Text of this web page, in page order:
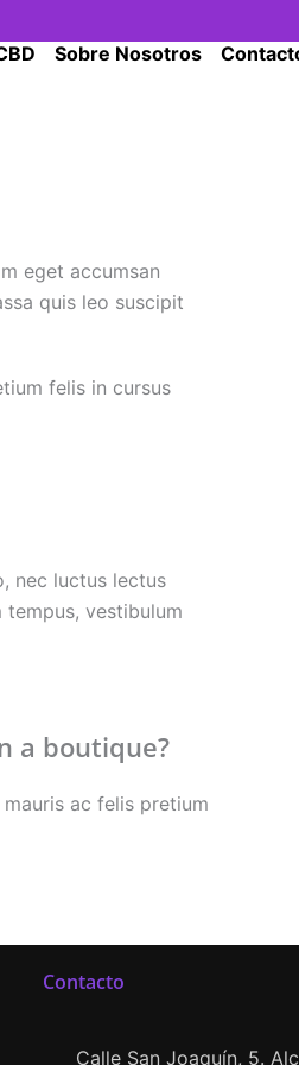
Sobre Nosotros
eget accumsan
quis leo suscipit
felis in cursus
nec luctus lectus
tempus, vestibulum
a boutique?
ac felis pretium
Contacto
Calle San Joaquín, 5.